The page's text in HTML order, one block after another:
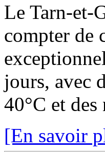
Le Tarn-et-
compter de
jours, avec
40°C et
[En savoir